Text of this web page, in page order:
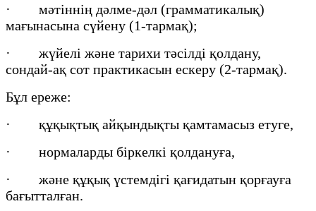
· мәтіннің дәлме-дәл (грамматикалық)
мағынасына сүйену (1-тармақ);
· жүйелі және тарихи тәсілді қолдану,
сондай-ақ сот практикасын ескеру (2-тармақ).
Бұл ереже:
· құқықтық айқындықты қамтамасыз етуге,
· нормаларды біркелкі қолдануға,
· және құқық үстемдігі қағидатын қорғауға
бағытталған.